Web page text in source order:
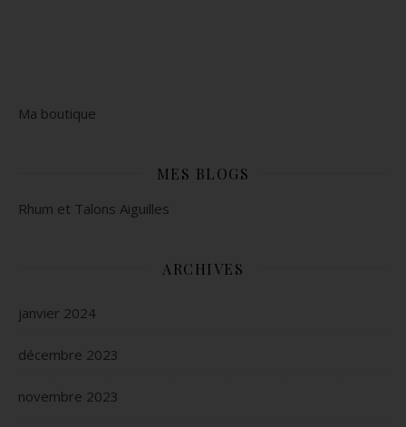
Ma boutique
MES BLOGS
Rhum et Talons Aiguilles
ARCHIVES
janvier 2024
décembre 2023
novembre 2023